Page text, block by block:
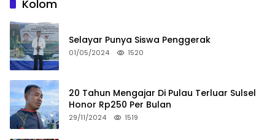
Kolom
Selayar Punya Siswa Penggerak
01/05/2024 1520
20 Tahun Mengajar Di Pulau Terluar Sulsel
Honor Rp250 Per Bulan
29/11/2024 1519